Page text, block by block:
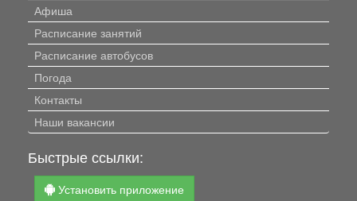
Афиша
Расписание занятий
Расписание автобусов
Погода
Контакты
Наши вакансии
Быстрые ссылки:
Установить приложение